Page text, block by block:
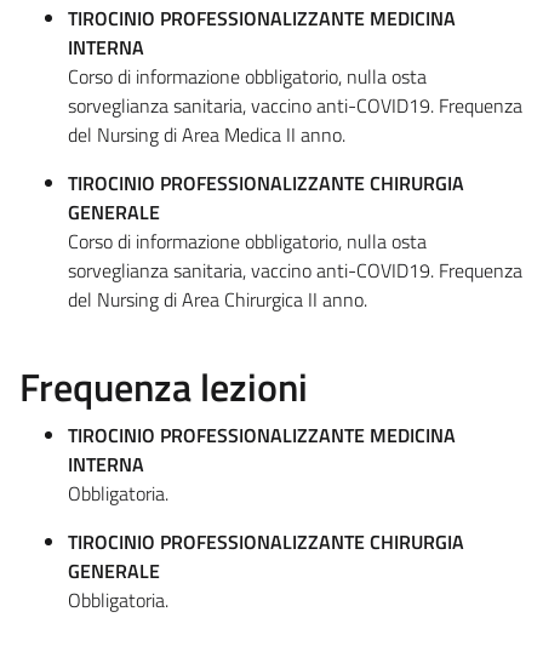
TIROCINIO PROFESSIONALIZZANTE MEDICINA
INTERNA
Corso di informazione obbligatorio, nulla osta
sorveglianza sanitaria, vaccino anti-COVID19. Frequenza
del Nursing di Area Medica II anno.
TIROCINIO PROFESSIONALIZZANTE CHIRURGIA
GENERALE
Corso di informazione obbligatorio, nulla osta
sorveglianza sanitaria, vaccino anti-COVID19. Frequenza
del Nursing di Area Chirurgica II anno.
Frequenza lezioni
TIROCINIO PROFESSIONALIZZANTE MEDICINA
INTERNA
Obbligatoria.
TIROCINIO PROFESSIONALIZZANTE CHIRURGIA
GENERALE
Obbligatoria.